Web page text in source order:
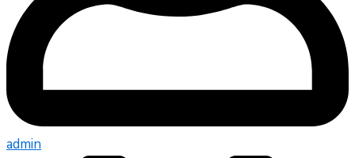
admin